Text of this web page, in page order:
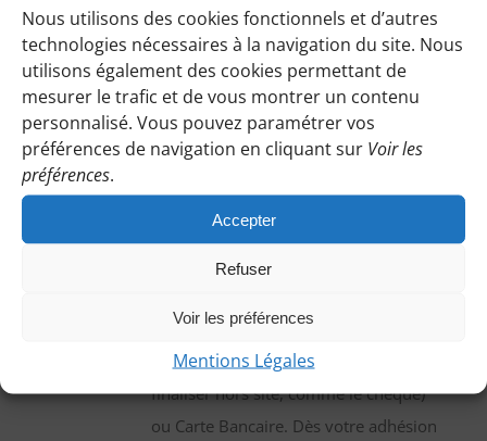
Nous utilisons des cookies fonctionnels et d’autres
technologies nécessaires à la navigation du site. Nous
utilisons également des cookies permettant de
mesurer le trafic et de vous montrer un contenu
personnalisé. Vous pouvez paramétrer vos
préférences de navigation en cliquant sur Voir les
préférences.
Accepter
Refuser
Voir les préférences
Mentions Légales
Accédez à toutes les informations
pratiques de nos excursions du
dimanche et des jours fériés (Point de
rendez-vous, horaires, conseils etc.), et
participez à nos activités telles que des
Pour adhérer et faire vivre notre
association, nous vous demandons
que vous pouvez régler par chèque,
virement bancaire (démarche à
finaliser hors site, comme le chèque)
ou Carte Bancaire. Dès votre adhésion